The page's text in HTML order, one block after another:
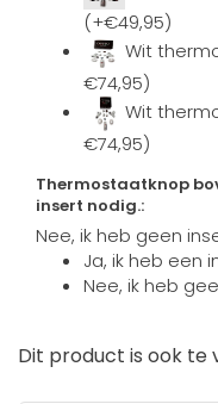
(+€49,95)
Wit
€74,95)
Wit
€74,95)
Thermostaatknop
insert nodig.:
Nee, ik heb geen
Ja, ik heb een
Nee, ik heb
Dit product is ook te